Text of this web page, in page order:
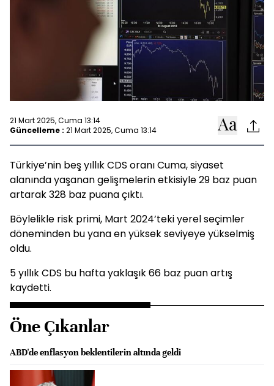
21 Mart 2025, Cuma 13:14
Güncelleme : 21 Mart 2025, Cuma 13:14
Türkiye’nin beş yıllık CDS oranı Cuma, siyaset
alanında yaşanan gelişmelerin etkisiyle 29 baz puan
artarak 328 baz puana çıktı.
Böylelikle risk primi, Mart 2024’teki yerel seçimler
döneminden bu yana en yüksek seviyeye yükselmiş
oldu.
5 yıllık CDS bu hafta yaklaşık 66 baz puan artış
kaydetti.
Öne Çıkanlar
ABD'de enflasyon beklentilerin altında geldi